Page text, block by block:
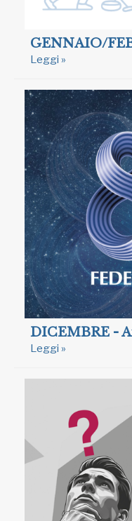
GENNAIO/
Leggi »
DICEMBRE -
Leggi »